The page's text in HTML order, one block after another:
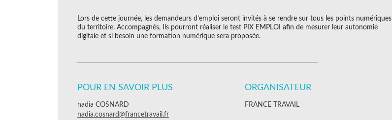
Lors de cette journée, les demandeurs d’emploi seront invités à se rendre sur tous les points numériques
du territoire. Accompagnés, Ils pourront réaliser le test PIX EMPLOI afin de mesurer leur autonomie
digitale et si besoin une formation numérique sera proposée.
POUR EN SAVOIR PLUS
nadia COSNARD
nadia.cosnard@francetravail.fr
ORGANISATEUR
FRANCE TRAVAIL